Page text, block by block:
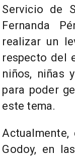
Servicio de
Fernanda
realizar un
respecto del
niños, niñas
para poder
este tema.
Godoy, en